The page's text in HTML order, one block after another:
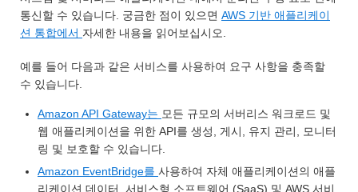
통신할 수 있습니다. 궁금한 점이 있으면 AWS 기반 애플리케이
션 통합에서 자세한 내용을 읽어보십시오.
예를 들어 다음과 같은 서비스를 사용하여 요구 사항을 충족할
수 있습니다.
Amazon API Gateway는 모든 규모의 서버리스 워크로드 및
웹 애플리케이션을 위한 API를 생성, 게시, 유지 관리, 모니터
링 및 보호할 수 있습니다.
Amazon EventBridge를 사용하여 자체 애플리케이션의 애플
리케이션 데이터, 서비스형 소프트웨어 (SaaS) 및 AWS 서비